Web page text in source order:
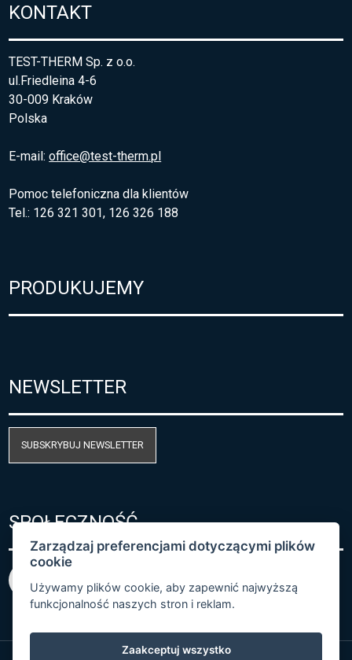
KONTAKT
TEST-THERM Sp. z o.o.
ul.Friedleina 4-6
30-009 Kraków
Polska
E-mail:office@test-therm.pl
Pomoc telefoniczna dla klientów
Tel.: 126 321 301, 126 326 188
PRODUKUJEMY
NEWSLETTER
SUBSKRYBUJ NEWSLETTER
SPOŁECZNOŚĆ
Zarządzaj preferencjami dotyczącymi plików
cookie
Używamy plików cookie, aby zapewnić najwyższą
funkcjonalność naszych stron i reklam.
Zaakceptuj wszystko